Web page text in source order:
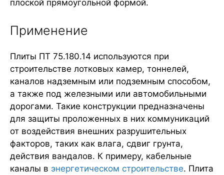
плоской прямоугольной формой.
Применение
Плиты ПТ 75.180.14 используются при
строительстве лотковых камер, тоннелей,
каналов надземным или подземным способом,
а также под железными или автомобильными
дорогами. Такие конструкции предназначены
для защиты проложенных в них коммуникаций
от воздействия внешних разрушительных
факторов, таких как влага, сдвиг грунта,
действия вандалов. К примеру, кабельные
каналы в энергетическом строительстве. Плита